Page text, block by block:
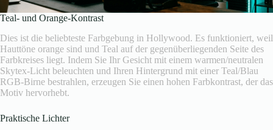
Teal- und Orange-Kontrast
Dies ist die beliebteste Farbgebung in Hollywood. Es funktioniert, weil
Hauttöne orange sind und Teal auf der gegenüberliegenden Seite des
Farbkreises liegt. Indem Sie Ihr Gesicht mit einem warmen/neutralen
Skytex-Licht beleuchten und Ihren Hintergrund mit einer Teal/Blau
RGB-Birne bestrahlen, erzeugen Sie einen hohen Farbkontrast, der das
Motiv hervorhebt.
Praktische Lichter